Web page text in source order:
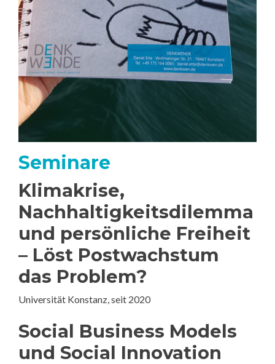
Seminare
Klimakrise,
Nachhaltigkeitsdilemma
und persönliche Freiheit
– Löst Postwachstum
das Problem?
Universität Konstanz, seit 2020
Social Business Models
und Social Innovation